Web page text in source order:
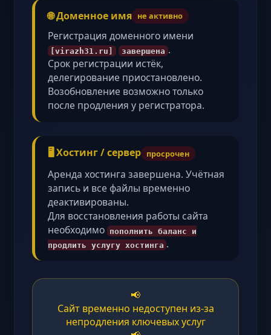
🌐 Доменное имя не активно
Регистрация доменного имени
[virazh31.ru] завершена .
Срок регистрации истёк,
делегирование приостановлено.
Возобновление возможно только
после продления у регистратора.
🖥️ Хостинг / сервер просрочен
Аренда хостинга завершена. Учётная
запись и все файлы временно
деактивированы.
Для восстановления работы сайта
необходимо пополнить баланс и
продлить услугу хостинга .
📢
Сайт временно недоступен из-за
непродления ключевых услуг